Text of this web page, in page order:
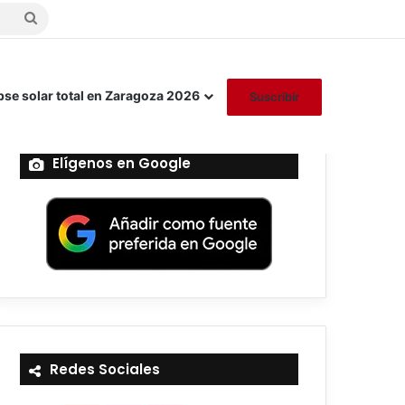
Buscar
solar total en Zaragoza 2026 Suscribir
Elígenos en Google
Redes Sociales